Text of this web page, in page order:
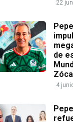
22
de
4